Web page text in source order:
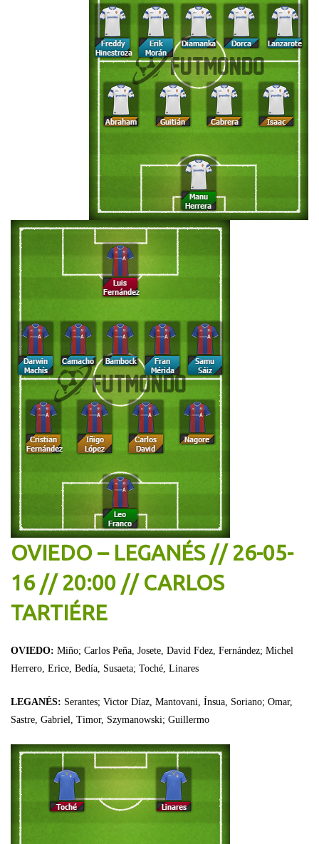
OVIEDO – LEGANÉS // 26-05-
16 // 20:00 // CARLOS
TARTIÉRE
OVIEDO: Miño; Carlos Peña, Josete, David Fdez, Fernández; Michel
Herrero, Erice, Bedía, Susaeta; Toché, Linares
LEGANÉS: Serantes; Victor Díaz, Mantovani, Ínsua, Soriano; Omar,
Sastre, Gabriel, Timor, Szymanowski; Guillermo